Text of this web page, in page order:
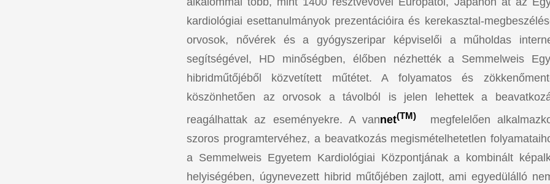
kardiológiai esettanulmányok prezentációira és kerekasztal-
orvosok, nővérek és a gyógyszeripar képviselői a műholdas
segítségével, HD minőségben, élőben nézhették a Semmelweis
hibridműtőjéből közvetített műtétet. A folyamatos és
köszönhetően az orvosok a távolból is jelen lehettek a
reagálhattak az eseményekre. A vannet(TM)
megfelelően
szoros programtervéhez, a beavatkozás megismételhetetlen
a Semmelweis Egyetem Kardiológiai Központjának a kombinált
helyiségében, úgynevezett hibrid műtőjében zajlott, ami egyedülálló